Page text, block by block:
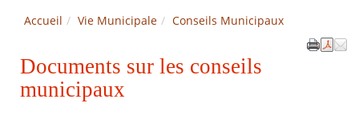
Accueil Vie Municipale Conseils Municipaux
Documents sur les conseils
municipaux